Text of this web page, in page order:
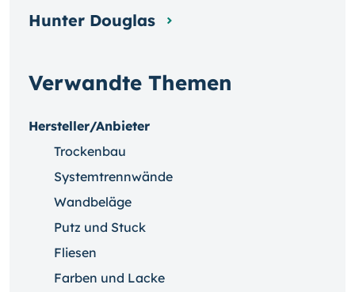
Verwandte Themen
Hersteller/Anbieter
Trockenbau
Systemtrennwände
Wandbeläge
Putz und Stuck
Fliesen
Farben und Lacke
Hunter Douglas